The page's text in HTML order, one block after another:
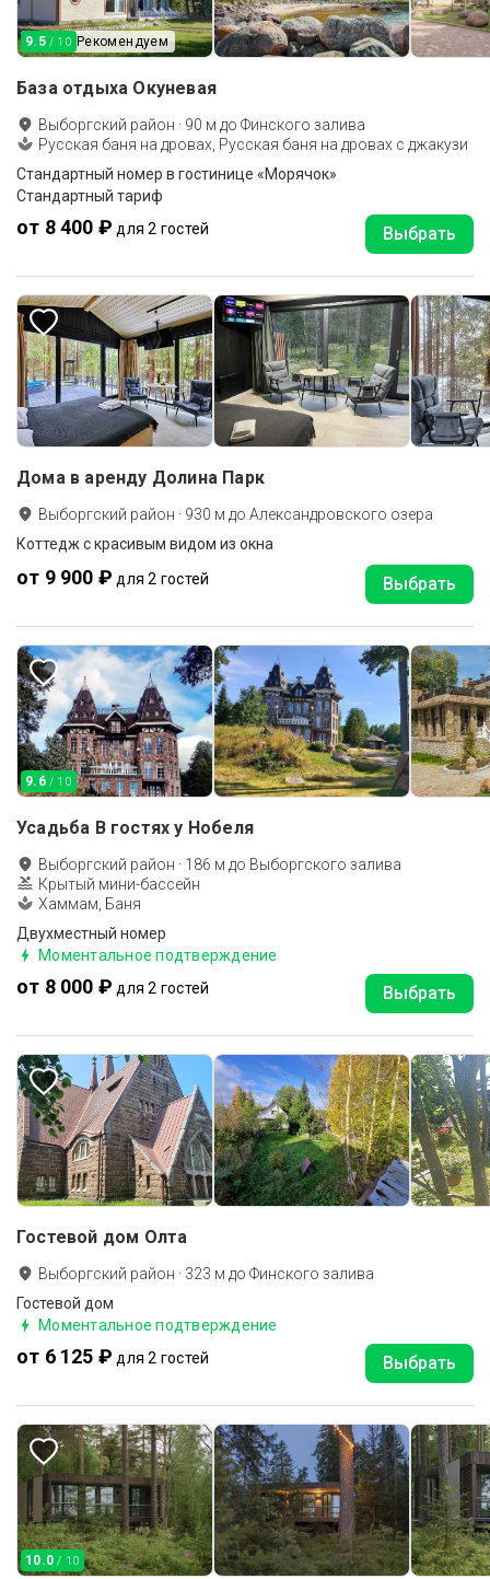
9.5 / 10 Рекомендуем
База отдыха Окуневая
Выборгский район · 90 м до Финского залива
Русская баня на дровах, Русская баня на дровах с джакузи
Стандартный номер в гостинице «Морячок»
Стандартный тариф
от 8 400 ₽ для 2 гостей Выбрать
Дома в аренду Долина Парк
Выборгский район · 930 м до Александровского озера
Коттедж с красивым видом из окна
от 9 900 ₽ для 2 гостей Выбрать
9.6 / 10
Усадьба В гостях у Нобеля
Выборгский район · 186 м до Выборгского залива
Крытый мини-бассейн
Хаммам, Баня
Двухместный номер
Моментальное подтверждение
от 8 000 ₽ для 2 гостей Выбрать
Гостевой дом Олта
Выборгский район · 323 м до Финского залива
Гостевой дом
Моментальное подтверждение
от 6 125 ₽ для 2 гостей Выбрать
10.0 / 10